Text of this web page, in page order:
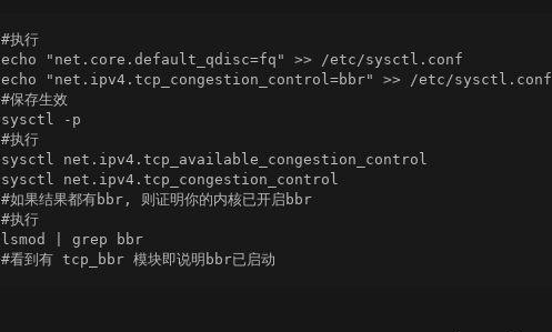
#执行
echo "net.core.default_qdisc=fq" >> /etc/sysctl.conf
echo "net.ipv4.tcp_congestion_control=bbr" >> /etc/sysctl.conf
#保存生效
sysctl -p
#执行
sysctl net.ipv4.tcp_available_congestion_control
sysctl net.ipv4.tcp_congestion_control
#如果结果都有bbr, 则证明你的内核已开启bbr
#执行
lsmod | grep bbr